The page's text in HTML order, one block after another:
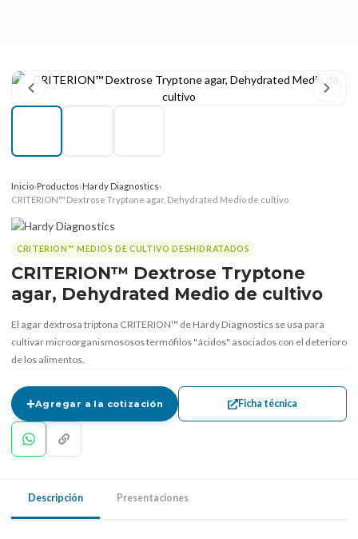
Inicio›Productos›Hardy Diagnostics›
CRITERION™ Dextrose Tryptone agar, Dehydrated Medio de cultivo
CRITERION™ MEDIOS DE CULTIVO DESHIDRATADOS
CRITERION™ Dextrose Tryptone
agar, Dehydrated Medio de cultivo
El agar dextrosa triptona CRITERION™ de Hardy Diagnostics se usa para
cultivar microorganismososos termófilos "ácidos" asociados con el deterioro
de los alimentos.
Agregar a la cotización Ficha técnica
Descripción Presentaciones